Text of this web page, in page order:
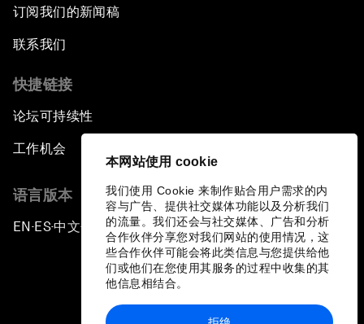
本网站使用 cookie
我们使用 Cookie 来制作贴合用户需求的内
容与广告、提供社交媒体功能以及分析我们
的流量。我们还会与社交媒体、广告和分析
合作伙伴分享您对我们网站的使用情况，这
些合作伙伴可能会将此类信息与您提供给他
们或他们在您使用其服务的过程中收集的其
他信息相结合。
订阅我们的新闻稿
联系我们
快捷链接
论坛可持续性
工作机会
语言版本
EN ▪ ES▪中文▪ 日本語